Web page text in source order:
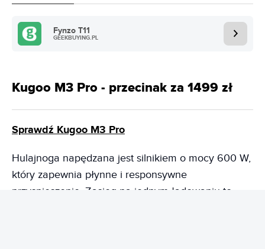
Fynzo T11
GEEKBUYING.PL
Kugoo M3 Pro - przecinak za 1499 zł
Sprawdź Kugoo M3 Pro
Hulajnoga napędzana jest silnikiem o mocy 600 W,
który zapewnia płynne i responsywne
przyspieszenie. Zasięg na jednym ładowaniu to